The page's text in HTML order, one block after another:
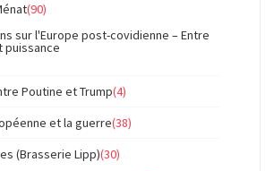
(90)
sur l'Europe post-covidienne – Entre
puissance
Poutine et Trump(4)
et la guerre(38)
(Brasserie Lipp)(30)